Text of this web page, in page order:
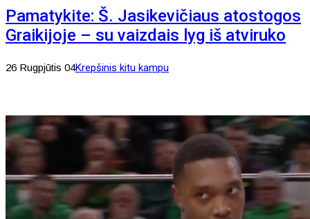
Pamatykite: Š. Jasikevičiaus atostogos
Graikijoje – su vaizdais lyg iš atviruko
26 Rugpjūtis 04Krepšinis kitu kampu